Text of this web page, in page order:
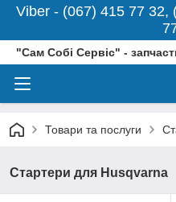
Viber - (067) 415 77 32,
"Сам Собі Сервіс" -
Товари та послуги
Стартери для Husqvarna